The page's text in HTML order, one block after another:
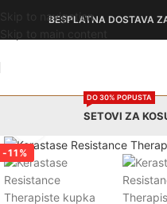
Skip to navigationBESPLATNA DOSTAVA
SETOVI ZA
DO 30% POPUSTA
-11%